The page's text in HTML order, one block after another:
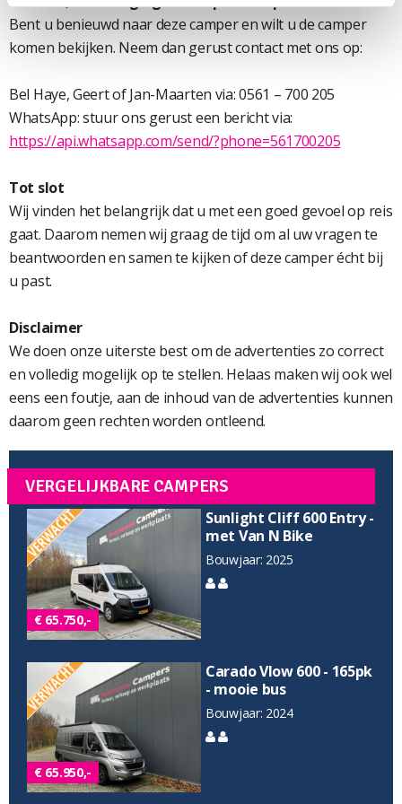
Bent u benieuwd naar deze camper en wilt u de camper
komen bekijken. Neem dan gerust contact met ons op:
Bel Haye, Geert of Jan-Maarten via: 0561 – 700 205
WhatsApp: stuur ons gerust een bericht via:
https://api.whatsapp.com/send/?phone=561700205
Tot slot
Wij vinden het belangrijk dat u met een goed gevoel op reis
gaat. Daarom nemen wij graag de tijd om al uw vragen te
beantwoorden en samen te kijken of deze camper écht bij
u past.
Disclaimer
We doen onze uiterste best om de advertenties zo correct
en volledig mogelijk op te stellen. Helaas maken wij ook wel
eens een foutje, aan de inhoud van de advertenties kunnen
daarom geen rechten worden ontleend.
VERGELIJKBARE CAMPERS
€ 65.750,-
Sunlight Cliff 600 Entry -
met Van N Bike
Bouwjaar: 2025
€ 65.950,-
Carado Vlow 600 - 165pk
- mooie bus
Bouwjaar: 2024